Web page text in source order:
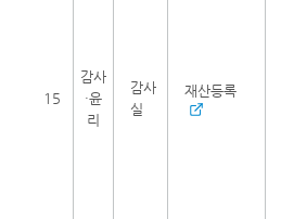
15
감사
·윤
리
감사
실
재산등록